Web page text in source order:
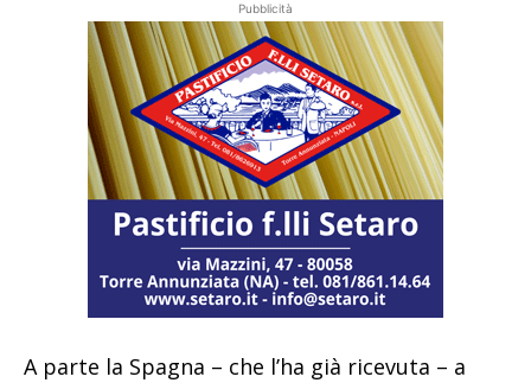
Pubblicità
A parte la Spagna – che l’ha già ricevuta – a